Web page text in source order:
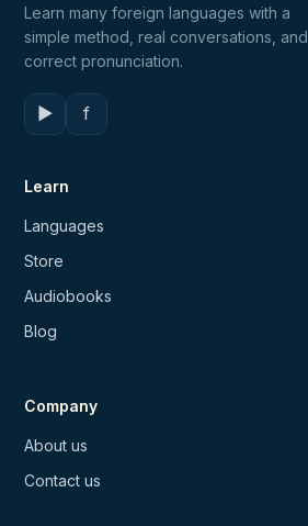
Learn many foreign languages with a
simple method, real conversations, and
correct pronunciation.
▶ f
Learn
Languages
Store
Audiobooks
Blog
Company
About us
Contact us